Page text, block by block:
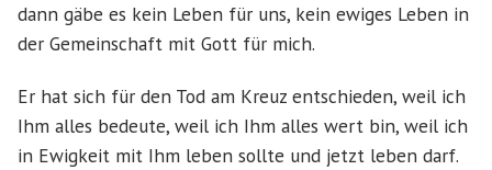
dann gäbe es kein Leben für uns, kein ewiges Leben in
der Gemeinschaft mit Gott für mich.
Er hat sich für den Tod am Kreuz entschieden, weil ich
Ihm alles bedeute, weil ich Ihm alles wert bin, weil ich
in Ewigkeit mit Ihm leben sollte und jetzt leben darf.